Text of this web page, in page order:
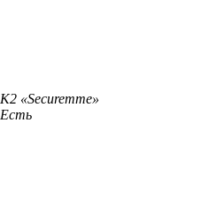
К2 «Securemme»
Есть